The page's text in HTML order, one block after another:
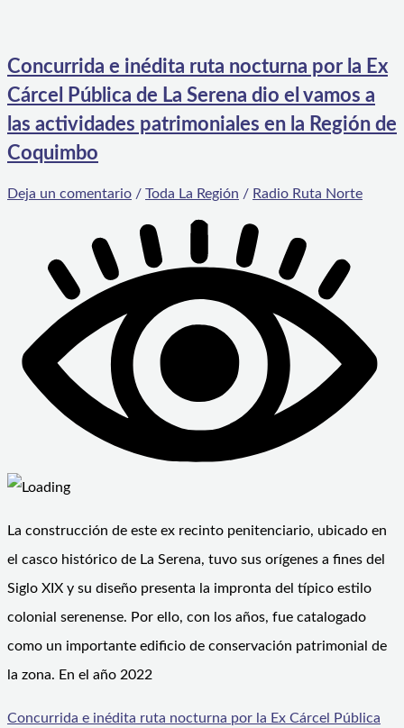
Concurrida e inédita ruta nocturna por la Ex
Cárcel Pública de La Serena dio el vamos a
las actividades patrimoniales en la Región de
Coquimbo
Deja un comentario / Toda La Región / Radio Ruta Norte
La construcción de este ex recinto penitenciario, ubicado en
el casco histórico de La Serena, tuvo sus orígenes a fines del
Siglo XIX y su diseño presenta la impronta del típico estilo
colonial serenense. Por ello, con los años, fue catalogado
como un importante edificio de conservación patrimonial de
la zona. En el año 2022
Concurrida e inédita ruta nocturna por la Ex Cárcel Pública